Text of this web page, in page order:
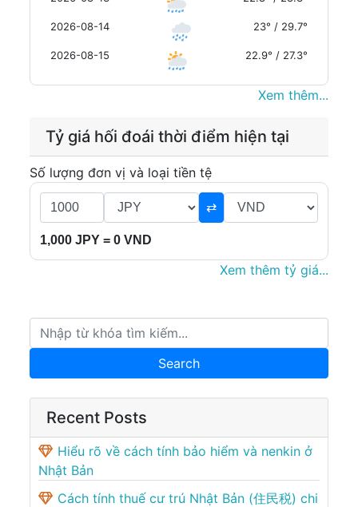
2026-08-14 23° / 29.7°
2026-08-15 22.9° / 27.3°
Xem thêm...
Tỷ giá hối đoái thời điểm hiện tại
Số lượng đơn vị và loại tiền tệ
⇄
1,000 JPY = 0 VND
Xem thêm tỷ giá...
Recent Posts
Hiểu rõ về cách tính bảo hiểm và nenkin ở
Nhật Bản
Cách tính thuế cư trú Nhật Bản (住民税) chi